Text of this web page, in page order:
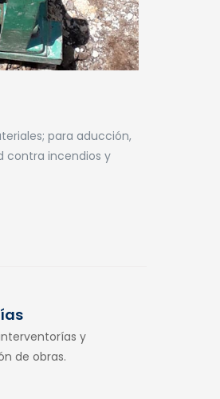
para aducción,
contra incendios y
y
de obras.